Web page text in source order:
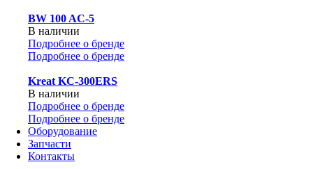
BW 100 AC-5
В наличии
Подробнее о бренде
Подробнее о бренде
Kreat KC-300ERS
В наличии
Подробнее о бренде
Подробнее о бренде
Оборудование
Запчасти
Контакты